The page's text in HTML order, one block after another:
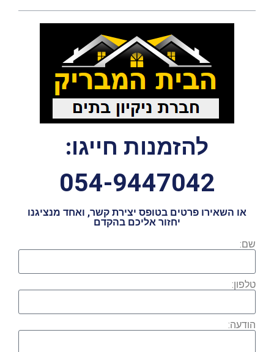
להזמנות חייגו:
054-9447042
או השאירו פרטים בטופס יצירת קשר, ואחד מנציגנו
יחזור אליכם בהקדם
שם:
טלפון:
הודעה: